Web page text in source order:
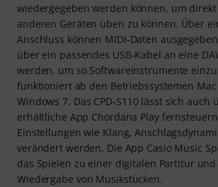
wiedergegeben werden können, um
anderen Geräten üben zu können. Über
Anschluss können MIDI-Daten
über ein passendes USB-Kabel an eine
werden, um so Softwareinstrumente
funktioniert ab den Betriebssystemen Mac
Windows 7. Das CPD-S110 lässt sich auch
erhältliche App Chordana Play
Einstellungen wie Klang,
verändert werden. Die App Casio Music
das Spielen zu einer digitalen Partitur
Wiedergabe von Musikstücken.